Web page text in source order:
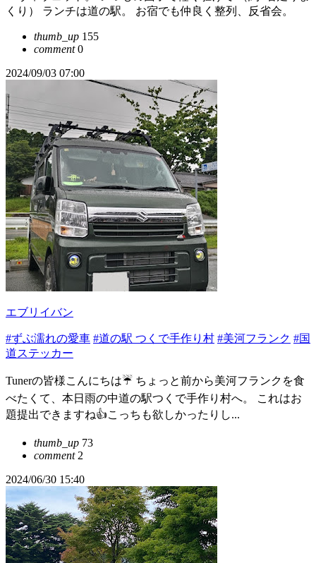
くり） ランチは道の駅。 お宿でも仲良く整列、反省会。
thumb_up 155
comment0
2024/09/03 07:00
エブリイバン
#ずぶ濡れの愛車 #道の駅 つくで手作り村 #美河フランク #国
道ステッカー
Tunerの皆様こんにちは☔ ちょっと前から美河フランクを食
べたくて、本日雨の中道の駅つくで手作り村へ。 これはお
題提出できますね👍こっちも欲しかったりし...
thumb_up 73
comment2
2024/06/30 15:40